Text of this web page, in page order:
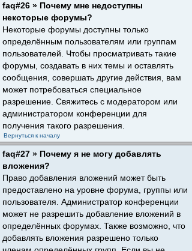
faq#26 » Почему мне недоступны
некоторые форумы?
Некоторые форумы доступны только
определённым пользователям или группам
пользователей. Чтобы просматривать такие
форумы, создавать в них темы и оставлять
сообщения, совершать другие действия, вам
может потребоваться специальное
разрешение. Свяжитесь с модератором или
администратором конференции для
получения такого разрешения.
Вернуться к началу
faq#27 » Почему я не могу добавлять
вложения?
Право добавления вложений может быть
предоставлено на уровне форума, группы или
пользователя. Администратор конференции
может не разрешить добавление вложений в
определённых форумах. Также возможно, что
добавлять вложения разрешено только